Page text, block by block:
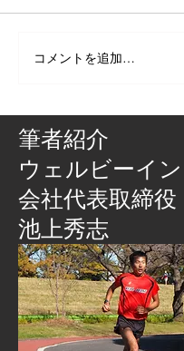
コメントを追加…
筆者紹介
ウェルビーイ
会社代表取締役
池上秀志